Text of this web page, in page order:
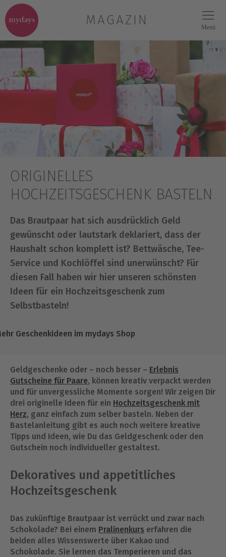
MAGAZIN Menü
ORIGINELLES
HOCHZEITSGESCHENK BASTELN
Das Brautpaar hat sich ausdrücklich Geld
gewünscht oder lautstark deklariert, dass der
Haushalt schon komplett ist? Bettwäsche, Tee-
Service und Kochlöffel sind unerwünscht? Für
diesen Fall haben wir hier unseren schönsten
Ideen für ein Hochzeitsgeschenk zum
Selbstbasteln!
Geschenkideen im mydays Shop
Geldgeschenke oder – noch besser – Erlebnis
Gutscheine für Paare, können kreativ verpackt werden
und für unvergessliche Momente sorgen! Wir zeigen Dir
drei originelle Ideen für ein Hochzeitsgeschenk mit
Herz, ganz einfach zum selber basteln. Neben der
Bastelanleitung gibt es auch noch weitere kreative
Tipps und Ideen, wie Du das Geldgeschenk oder den
Gutschein noch individueller gestaltest.
Dekoratives und appetitliches
Hochzeitsgeschenk
Das zukünftige Brautpaar ist verrückt und zwar nach
Schokolade? Bei einem Pralinenkurs erfahren die
beiden alles Wissenswerte über Kakao und
Schokolade. Sie lernen das Temperieren und das